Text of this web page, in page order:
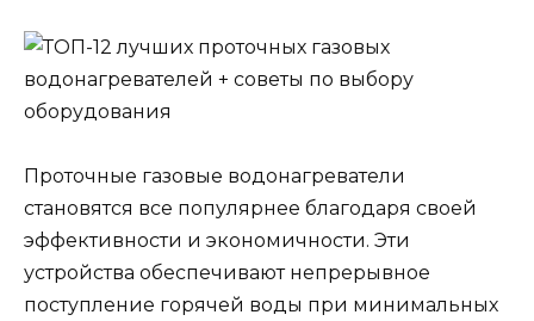
Проточные газовые водонагреватели
становятся все популярнее благодаря своей
эффективности и экономичности. Эти
устройства обеспечивают непрерывное
поступление горячей воды при минимальных